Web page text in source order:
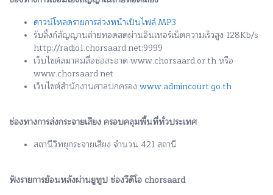
ดาวน์โหลดรายการล่วงหน้าเป็นไฟล์.MP3
รับลิ้งก์สัญญานถ่ายทอดสดผ่านอินเทอร์เน็ตความเร็วสูง 128Kb/s
http://radio1.chorsaard.net:9999
เว็บไซต์สมาคมสื่อช่อสะอาด www.chorsaard.or.th หรือ
www.chorsaard.net
เว็บไซต์สำนักงานศาลปกครอง www.admincourt.go.th
ช่องทางการส่งกระจายเสียง ครอบคลุมพื้นที่ทั่วประเทศ
สถานีวิทยุกระจายเสียง จำนวน 421 สถานี
ฟังรายการย้อนหลังผ่านยูทูป ช่องวีดีโอ chorsaard